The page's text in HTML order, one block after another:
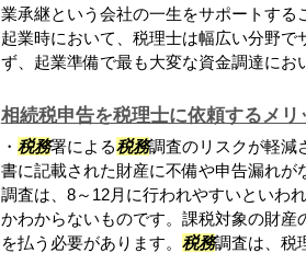
業承継という会社の一生をサポートする
起業時において、税理士は幅広い分野で
ず、起業準備で最も大変な資金調達にお
相続税申告を税理士に依頼するメリ
・ 税務署による税務調査のリスクが軽減
書に記載された財産に不備や申告漏れが
調査は、8～12月に行われやすいといわ
かわからないものです。課税対象の財
を払う必要があります。 税務調査は、税